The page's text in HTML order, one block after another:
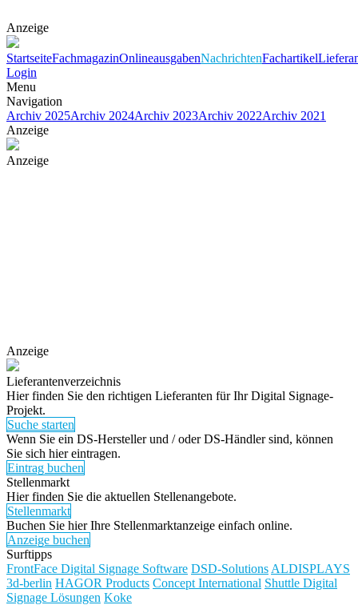
Anzeige
StartseiteFachmagazinOnlineausgabenNachrichtenFachartikel
Login
Menu
Navigation
Archiv 2025Archiv 2024Archiv 2023Archiv 2022Archiv 2021
Anzeige
Anzeige
Anzeige
Lieferantenverzeichnis
Hier finden Sie den richtigen Lieferanten für Ihr Digital Signage-
Projekt.
Suche starten
Wenn Sie ein DS-Hersteller und / oder DS-Händler sind, können
Sie sich hier eintragen.
Eintrag buchen
Stellenmarkt
Hier finden Sie die aktuellen Stellenangebote.
Stellenmarkt
Buchen Sie hier Ihre Stellenmarktanzeige einfach online.
Anzeige buchen
Surftipps
FrontFace Digital Signage Software DSD-Solutions ALDISPLAYS
3d-berlin HAGOR Products Concept International Shuttle Digital
Signage Lösungen Koke